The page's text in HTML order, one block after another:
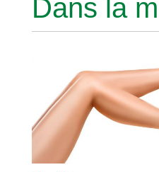
Dans la